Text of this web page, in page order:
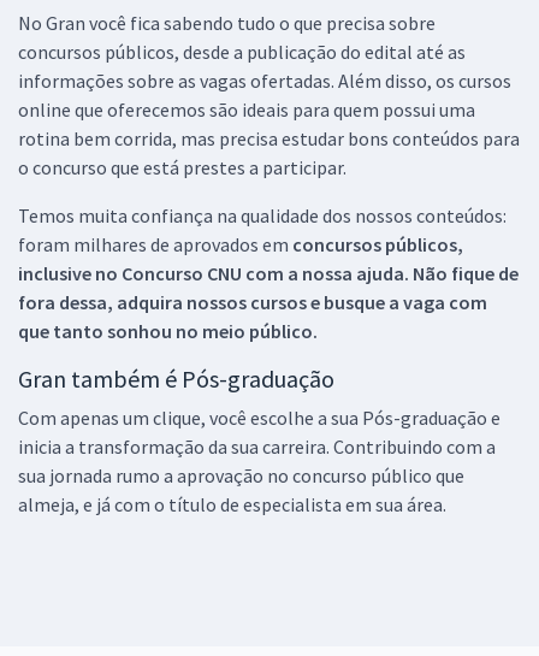
No Gran você fica sabendo tudo o que precisa sobre
concursos públicos, desde a publicação do edital até as
informações sobre as vagas ofertadas. Além disso, os cursos
online que oferecemos são ideais para quem possui uma
rotina bem corrida, mas precisa estudar bons conteúdos para
o concurso que está prestes a participar.
Temos muita confiança na qualidade dos nossos conteúdos:
foram milhares de aprovados em concursos públicos,
inclusive no Concurso CNU com a nossa ajuda. Não fique de
fora dessa, adquira nossos cursos e busque a vaga com
que tanto sonhou no meio público.
Gran também é Pós-graduação
Com apenas um clique, você escolhe a sua Pós-graduação e
inicia a transformação da sua carreira. Contribuindo com a
sua jornada rumo a aprovação no concurso público que
almeja, e já com o título de especialista em sua área.